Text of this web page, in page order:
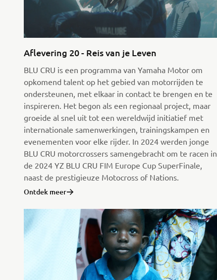
Aflevering 20 - Reis van je Leven
BLU CRU is een programma van Yamaha Motor om
opkomend talent op het gebied van motorrijden te
ondersteunen, met elkaar in contact te brengen en te
inspireren. Het begon als een regionaal project, maar
groeide al snel uit tot een wereldwijd initiatief met
internationale samenwerkingen, trainingskampen en
evenementen voor elke rijder. In 2024 werden jonge
BLU CRU motorcrossers samengebracht om te racen in
de 2024 YZ BLU CRU FIM Europe Cup SuperFinale,
naast de prestigieuze Motocross of Nations.
Ontdek meer